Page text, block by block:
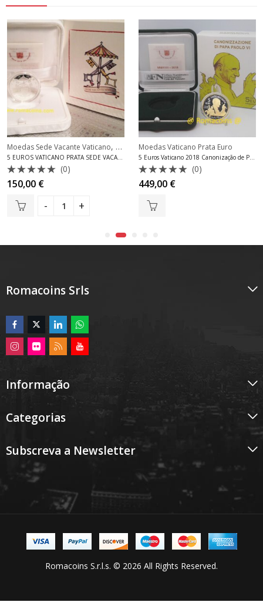
Moedas Sede Vacante Vaticano, Moedas Vaticano Prata Euro
5 EUROS VATICANO PRATA SEDE VACANTE 2013
Avaliação
0
de
(0)
150,00 €
Moedas Vaticano Prata Euro
5 Euros Vaticano 2018 Canonização de Paulo VI Ouro e Prata
Avaliação
0
de
(0)
449,00 €
Romacoins Srls
Informação
Categorias
Subscreva a Newsletter
Romacoins S.r.l.s. © 2026 All Rights Reserved.